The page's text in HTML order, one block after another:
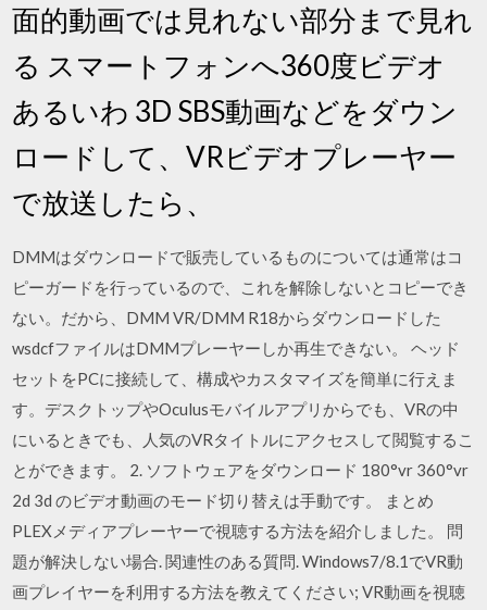
面的動画では見れない部分まで見れ
る スマートフォンへ360度ビデオ
あるいわ 3D SBS動画などをダウン
ロードして、VRビデオプレーヤー
で放送したら、
DMMはダウンロードで販売しているものについては通常はコ
ピーガードを行っているので、これを解除しないとコピーでき
ない。だから、DMM VR/DMM R18からダウンロードした
wsdcfファイルはDMMプレーヤーしか再生できない。 ヘッド
セットをPCに接続して、構成やカスタマイズを簡単に行えま
す。デスクトップやOculusモバイルアプリからでも、VRの中
にいるときでも、人気のVRタイトルにアクセスして閲覧するこ
とができます。 2. ソフトウェアをダウンロード 180°vr 360°vr
2d 3d のビデオ動画のモード切り替えは手動です。 まとめ
PLEXメディアプレーヤーで視聴する方法を紹介しました。 問
題が解決しない場合. 関連性のある質問. Windows7/8.1でVR動
画プレイヤーを利用する方法を教えてください; VR動画を視聴